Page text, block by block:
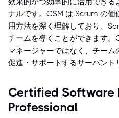
ナルです。CSM は Scrum の価
用方法を深く理解しており、
チームを導くことができます。
マネージャーではなく、チー
促進・サポートするサーバント
Certified Software
Professional